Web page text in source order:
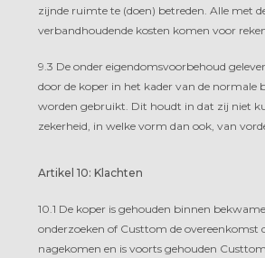
zijnde ruimte te (doen) betreden. Alle met
verbandhoudende kosten komen voor
9.3 De onder eigendomsvoorbehoud
door de koper in het kader van de normale
worden gebruikt. Dit houdt in dat zij niet
zekerheid, in welke vorm dan ook, van
Artikel 10: Klachten
10.1 De koper is gehouden binnen
onderzoeken of Custtom de overeenkomst
nagekomen en is voorts gehouden